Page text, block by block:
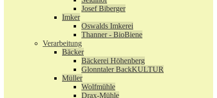
Josef Biberger
Imker
Oswalds Imkerei
Thanner - BioBiene
Verarbeitung
Bäcker
Bäckerei Höhenberg
Glonntaler BackKULTUR
Müller
Wolfmühle
Drax-Mühle